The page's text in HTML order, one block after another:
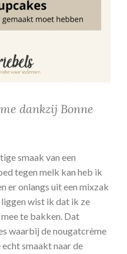
dankzij Bonne
smaak van een
tegen melk kan heb ik
er onlangs uit een mixzak
wist ik dat ik ze
te bakken. Dat
waarbij de nougatcrème
smaakt naar de